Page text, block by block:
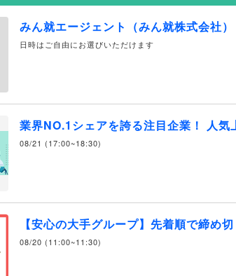
みん就エージェント（みん就株式会社）
日時はご自由にお選びいただけます
業界NO.1シェアを誇る注目企業！ 人気
08/21 (17:00~18:30)
【安心の大手グループ】先着順で締め切
08/20 (11:00~11:30)